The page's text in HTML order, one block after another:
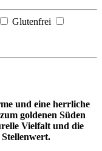
Glutenfrei
und eine herrliche
goldenen Süden
Vielfalt und die